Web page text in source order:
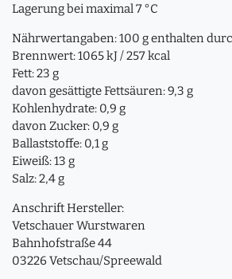
Lagerung bei maximal 7 °C
Nährwertangaben: 100 g enthalten
Brennwert: 1065 kJ / 257 kcal
Fett: 23 g
davon gesättigte Fettsäuren: 9,3 g
Kohlenhydrate: 0,9 g
davon Zucker: 0,9 g
Ballaststoffe: 0,1 g
Eiweiß: 13 g
Salz: 2,4 g
Anschrift Hersteller:
Vetschauer Wurstwaren
Bahnhofstraße 44
03226 Vetschau/Spreewald